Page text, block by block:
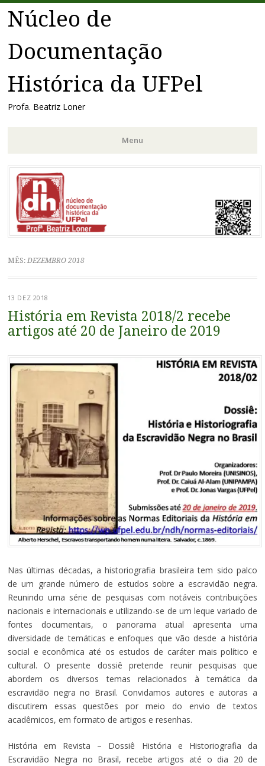
Núcleo de
Documentação
Histórica da UFPel
Profa. Beatriz Loner
Menu
Pular
para
conteúdo
MÊS: DEZEMBRO 2018
13 DEZ 2018
História em Revista 2018/2 recebe
artigos até 20 de Janeiro de 2019
Nas últimas décadas, a historiografia brasileira tem sido palco
de um grande número de estudos sobre a escravidão negra.
Reunindo uma série de pesquisas com notáveis contribuições
nacionais e internacionais e utilizando-se de um leque variado de
fontes documentais, o panorama atual apresenta uma
diversidade de temáticas e enfoques que vão desde a história
social e econômica até os estudos de caráter mais político e
cultural. O presente dossiê pretende reunir pesquisas que
abordem os diversos temas relacionados à temática da
escravidão negra no Brasil. Convidamos autores e autoras a
discutirem essas questões por meio do envio de textos
acadêmicos, em formato de artigos e resenhas.
História em Revista – Dossiê História e Historiografia da
Escravidão Negra no Brasil, recebe artigos até o dia 20 de